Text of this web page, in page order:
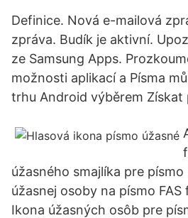
Definice. Nová e-mailová
zpráva. Budík je aktivní.
ze Samsung Apps.
možnosti aplikací a Písma
trhu Android výběrem Získat
úžasného smajlíka pre písmo
úžasnej osoby na písmo
Ikona úžasných osôb pre